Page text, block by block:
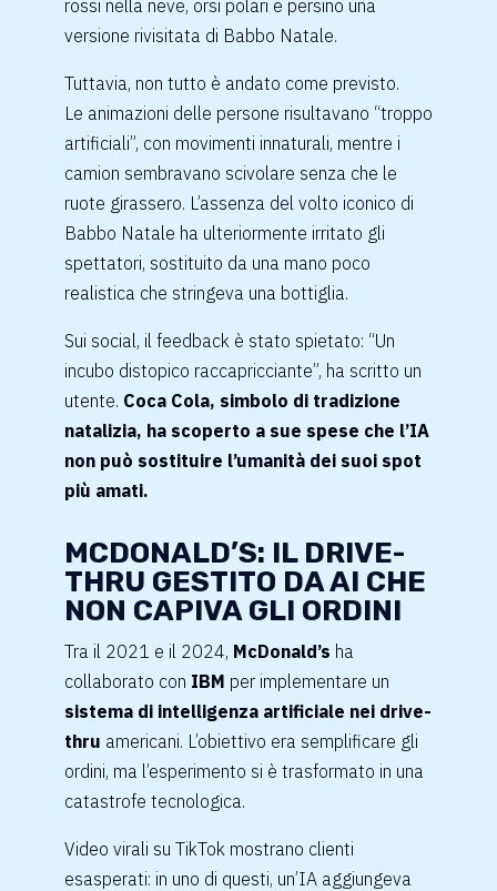
rossi nella neve, orsi polari e persino una
versione rivisitata di Babbo Natale.
Tuttavia, non tutto è andato come previsto.
Le animazioni delle persone risultavano “troppo
artificiali”, con movimenti innaturali, mentre i
camion sembravano scivolare senza che le
ruote girassero. L’assenza del volto iconico di
Babbo Natale ha ulteriormente irritato gli
spettatori, sostituito da una mano poco
realistica che stringeva una bottiglia.
Sui social, il feedback è stato spietato: “Un
incubo distopico raccapricciante”, ha scritto un
utente. Coca Cola, simbolo di tradizione
natalizia, ha scoperto a sue spese che l’IA
non può sostituire l’umanità dei suoi spot
più amati.
MCDONALD’S: IL DRIVE-
THRU GESTITO DA AI CHE
NON CAPIVA GLI ORDINI
Tra il 2021 e il 2024, McDonald’s ha
collaborato con IBM per implementare un
sistema di intelligenza artificiale nei drive-
thru americani. L’obiettivo era semplificare gli
ordini, ma l’esperimento si è trasformato in una
catastrofe tecnologica.
Video virali su TikTok mostrano clienti
esasperati: in uno di questi, un’IA aggiungeva